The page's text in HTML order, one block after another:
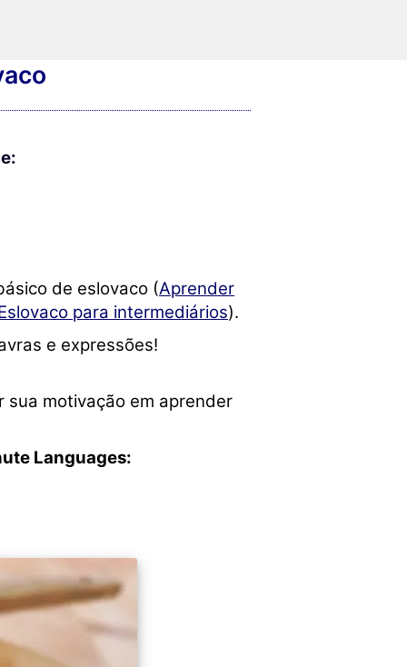
de eslovaco (Aprender
para intermediários).
e expressões!
sua motivação em aprender
Languages: